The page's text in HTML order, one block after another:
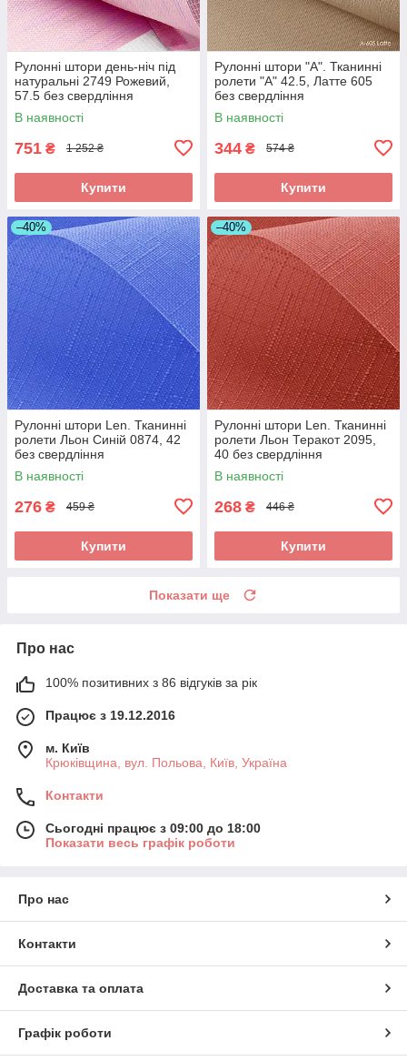
Рулонні штори день-ніч під
натуральні 2749 Рожевий,
57.5 без свердління
В наявності
751 ₴ 1 252 ₴
Купити
Рулонні штори "A". Тканинні
ролети "А" 42.5, Латте 605
без свердління
В наявності
344 ₴ 574 ₴
Купити
–40%
Рулонні штори Len. Тканинні
ролети Льон Синій 0874, 42
без свердління
В наявності
276 ₴ 459 ₴
Купити
–40%
Рулонні штори Len. Тканинні
ролети Льон Теракот 2095,
40 без свердління
В наявності
268 ₴ 446 ₴
Купити
Показати ще
Про нас
100% позитивних з 86 відгуків за рік
Працює з 19.12.2016
м. Київ
Крюківщина, вул. Польова, Київ, Україна
Контакти
Сьогодні працює з 09:00 до 18:00
Показати весь графік роботи
Про нас
Контакти
Доставка та оплата
Графік роботи